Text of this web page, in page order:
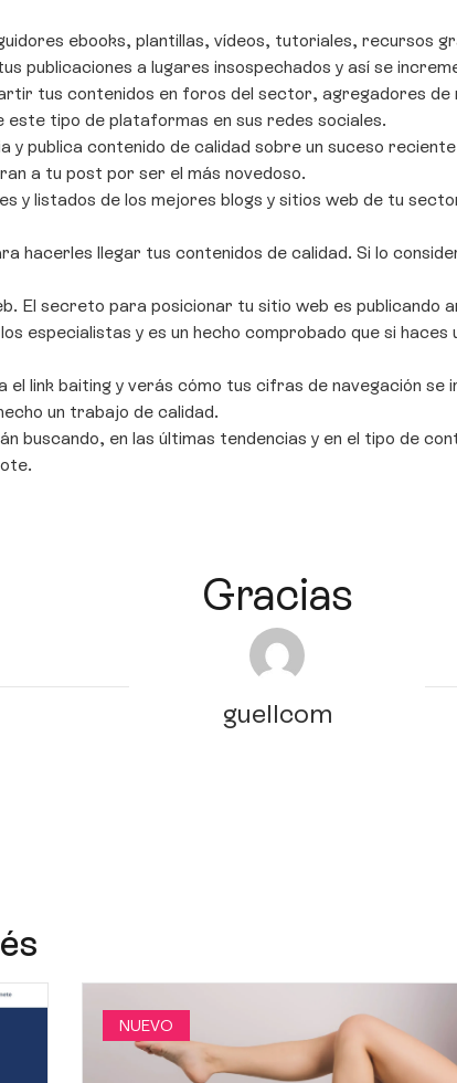
ebooks, plantillas, vídeos, tutoriales, recursos
publicaciones a lugares insospechados y así se
tus contenidos en foros del sector, agregadores
tipo de plataformas en sus redes sociales.
y publica contenido de calidad sobre un suceso
a tu post por ser el más novedoso.
y listados de los mejores blogs y sitios web de tu
hacerles llegar tus contenidos de calidad. Si lo
El secreto para posicionar tu sitio web es
especialistas y es un hecho comprobado que si
el link baiting y verás cómo tus cifras de navegación
un trabajo de calidad.
buscando, en las últimas tendencias y en el tipo de
Gracias
guellcom
NUEVO